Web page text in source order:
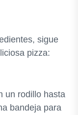
sigue
pizza:
un rodillo hasta
bandeja para